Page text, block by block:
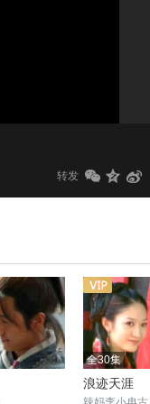
转发
全30集
浪迹天涯